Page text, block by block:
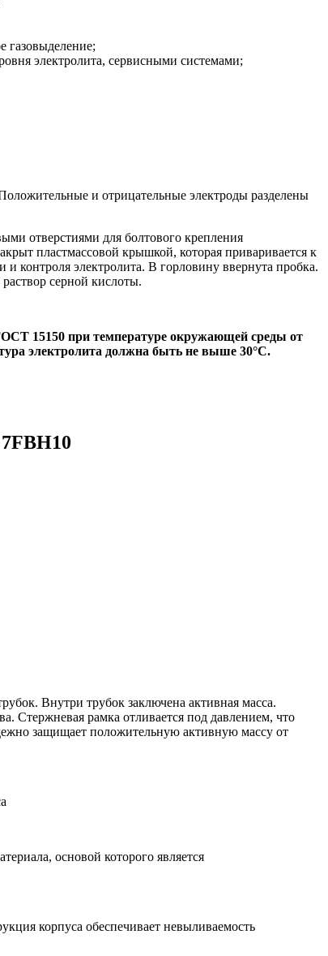
газовыделение;
электролита, сервисными системами;
и отрицательные электроды разделены
отверстиями для болтового крепления
пластмассовой крышкой, которая приваривается к
контроля электролита. В горловину ввернута пробка.
серной кислоты.
15150 при температуре окружающей среды от
электролита должна быть не выше 30°С.
Внутри трубок заключена активная масса.
Стержневая рамка отливается под давлением, что
защищает положительную активную массу от
основой которого является
корпуса обеспечивает невыливаемость